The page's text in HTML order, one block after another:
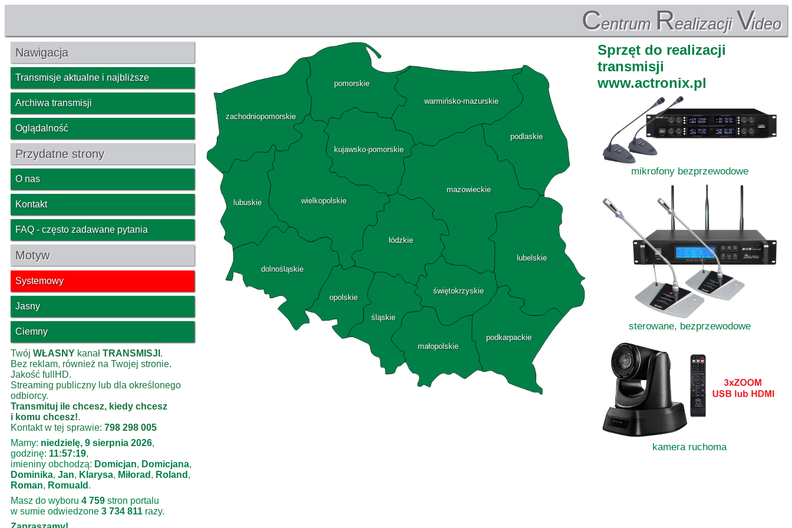
Centrum Realizacji Video
Nawigacja
Transmisje aktualne i najbliższe
Archiwa transmisji
Oglądalność
Przydatne strony
O nas
Kontakt
FAQ - często zadawane pytania
Motyw
Systemowy
Jasny
Ciemny
Twój WŁASNY kanał TRANSMISJI .
Bez reklam, również na Twojej stronie.
Jakość fullHD.
Streaming publiczny lub dla określonego
odbiorcy.
Transmituj ile chcesz, kiedy chcesz
i komu chcesz!.
Kontakt w tej sprawie: 798 298 005
Mamy: niedzielę, 9 sierpnia 2026,
godzinę: 11:57:19,
imieniny obchodzą: Domicjan, Domicjana,
Dominika, Jan, Klarysa, Miłorad , Roland ,
Roman, Romuald .
Masz do wyboru 4 759 stron portalu
w sumie odwiedzone 3 734 811 razy.
zachodniopomorskie
pomorskie
warmińsko-mazurskie
lubuskie wielkopolskie
kujawsko-pomorskie
mazowieckie
podlaskie
dolnośląskie
łódzkie
lubelskie
opolskie
śląskie
świętokrzyskie
małopolskie
podkarpackie
Sprzęt do realizacji
transmisji
www.actronix.pl
mikrofony bezprzewodowe
sterowane, bezprzewodowe
kamera ruchoma